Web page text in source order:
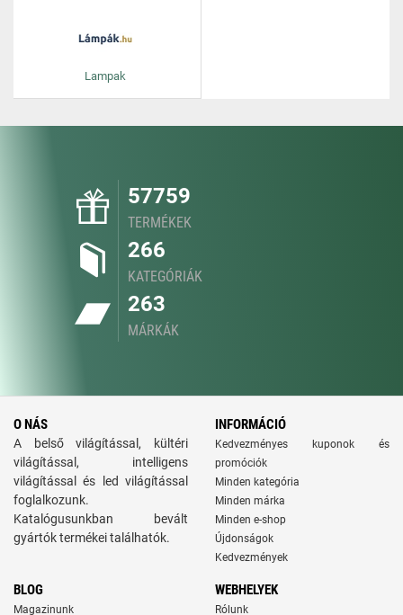
Lampak
57759
TERMÉKEK
266
KATEGÓRIÁK
263
MÁRKÁK
O NÁS
A belső világítással, kültéri
világítással, intelligens
világítással és led világítással
foglalkozunk.
Katalógusunkban bevált
gyártók termékei találhatók.
INFORMÁCIÓ
Kedvezményes kuponok és
promóciók
Minden kategória
Minden márka
Minden e-shop
Újdonságok
Kedvezmények
BLOG
Magazinunk
WEBHELYEK
Rólunk